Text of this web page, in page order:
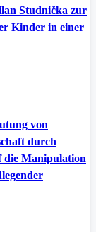
Studnička zur
Kinder in einer
von
durch
die Manipulation